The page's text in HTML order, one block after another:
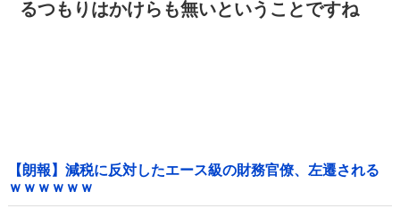
るつもりはかけらも無いということですね
【朗報】減税に反対したエース級の財務官僚、左遷される
ｗｗｗｗｗｗ